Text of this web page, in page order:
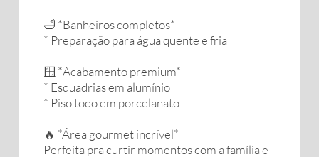
🛁 *Banheiros completos*
* Preparação para água quente e fria
🪟 *Acabamento premium*
* Esquadrias em alumínio
* Piso todo em porcelanato
🔥 *Área gourmet incrível*
Perfeita pra curtir momentos com a família e